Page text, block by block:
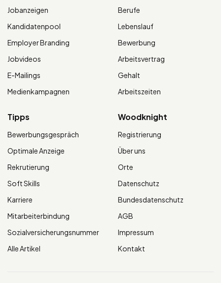
Jobanzeigen
Kandidatenpool
Employer Branding
Jobvideos
E-Mailings
Medienkampagnen
Berufe
Lebenslauf
Bewerbung
Arbeitsvertrag
Gehalt
Arbeitszeiten
Tipps
Bewerbungsgespräch
Optimale Anzeige
Rekrutierung
Soft Skills
Karriere
Mitarbeiterbindung
Sozialversicherungsnummer
Alle Artikel
Woodknight
Registrierung
Über uns
Orte
Datenschutz
Bundesdatenschutz
AGB
Impressum
Kontakt